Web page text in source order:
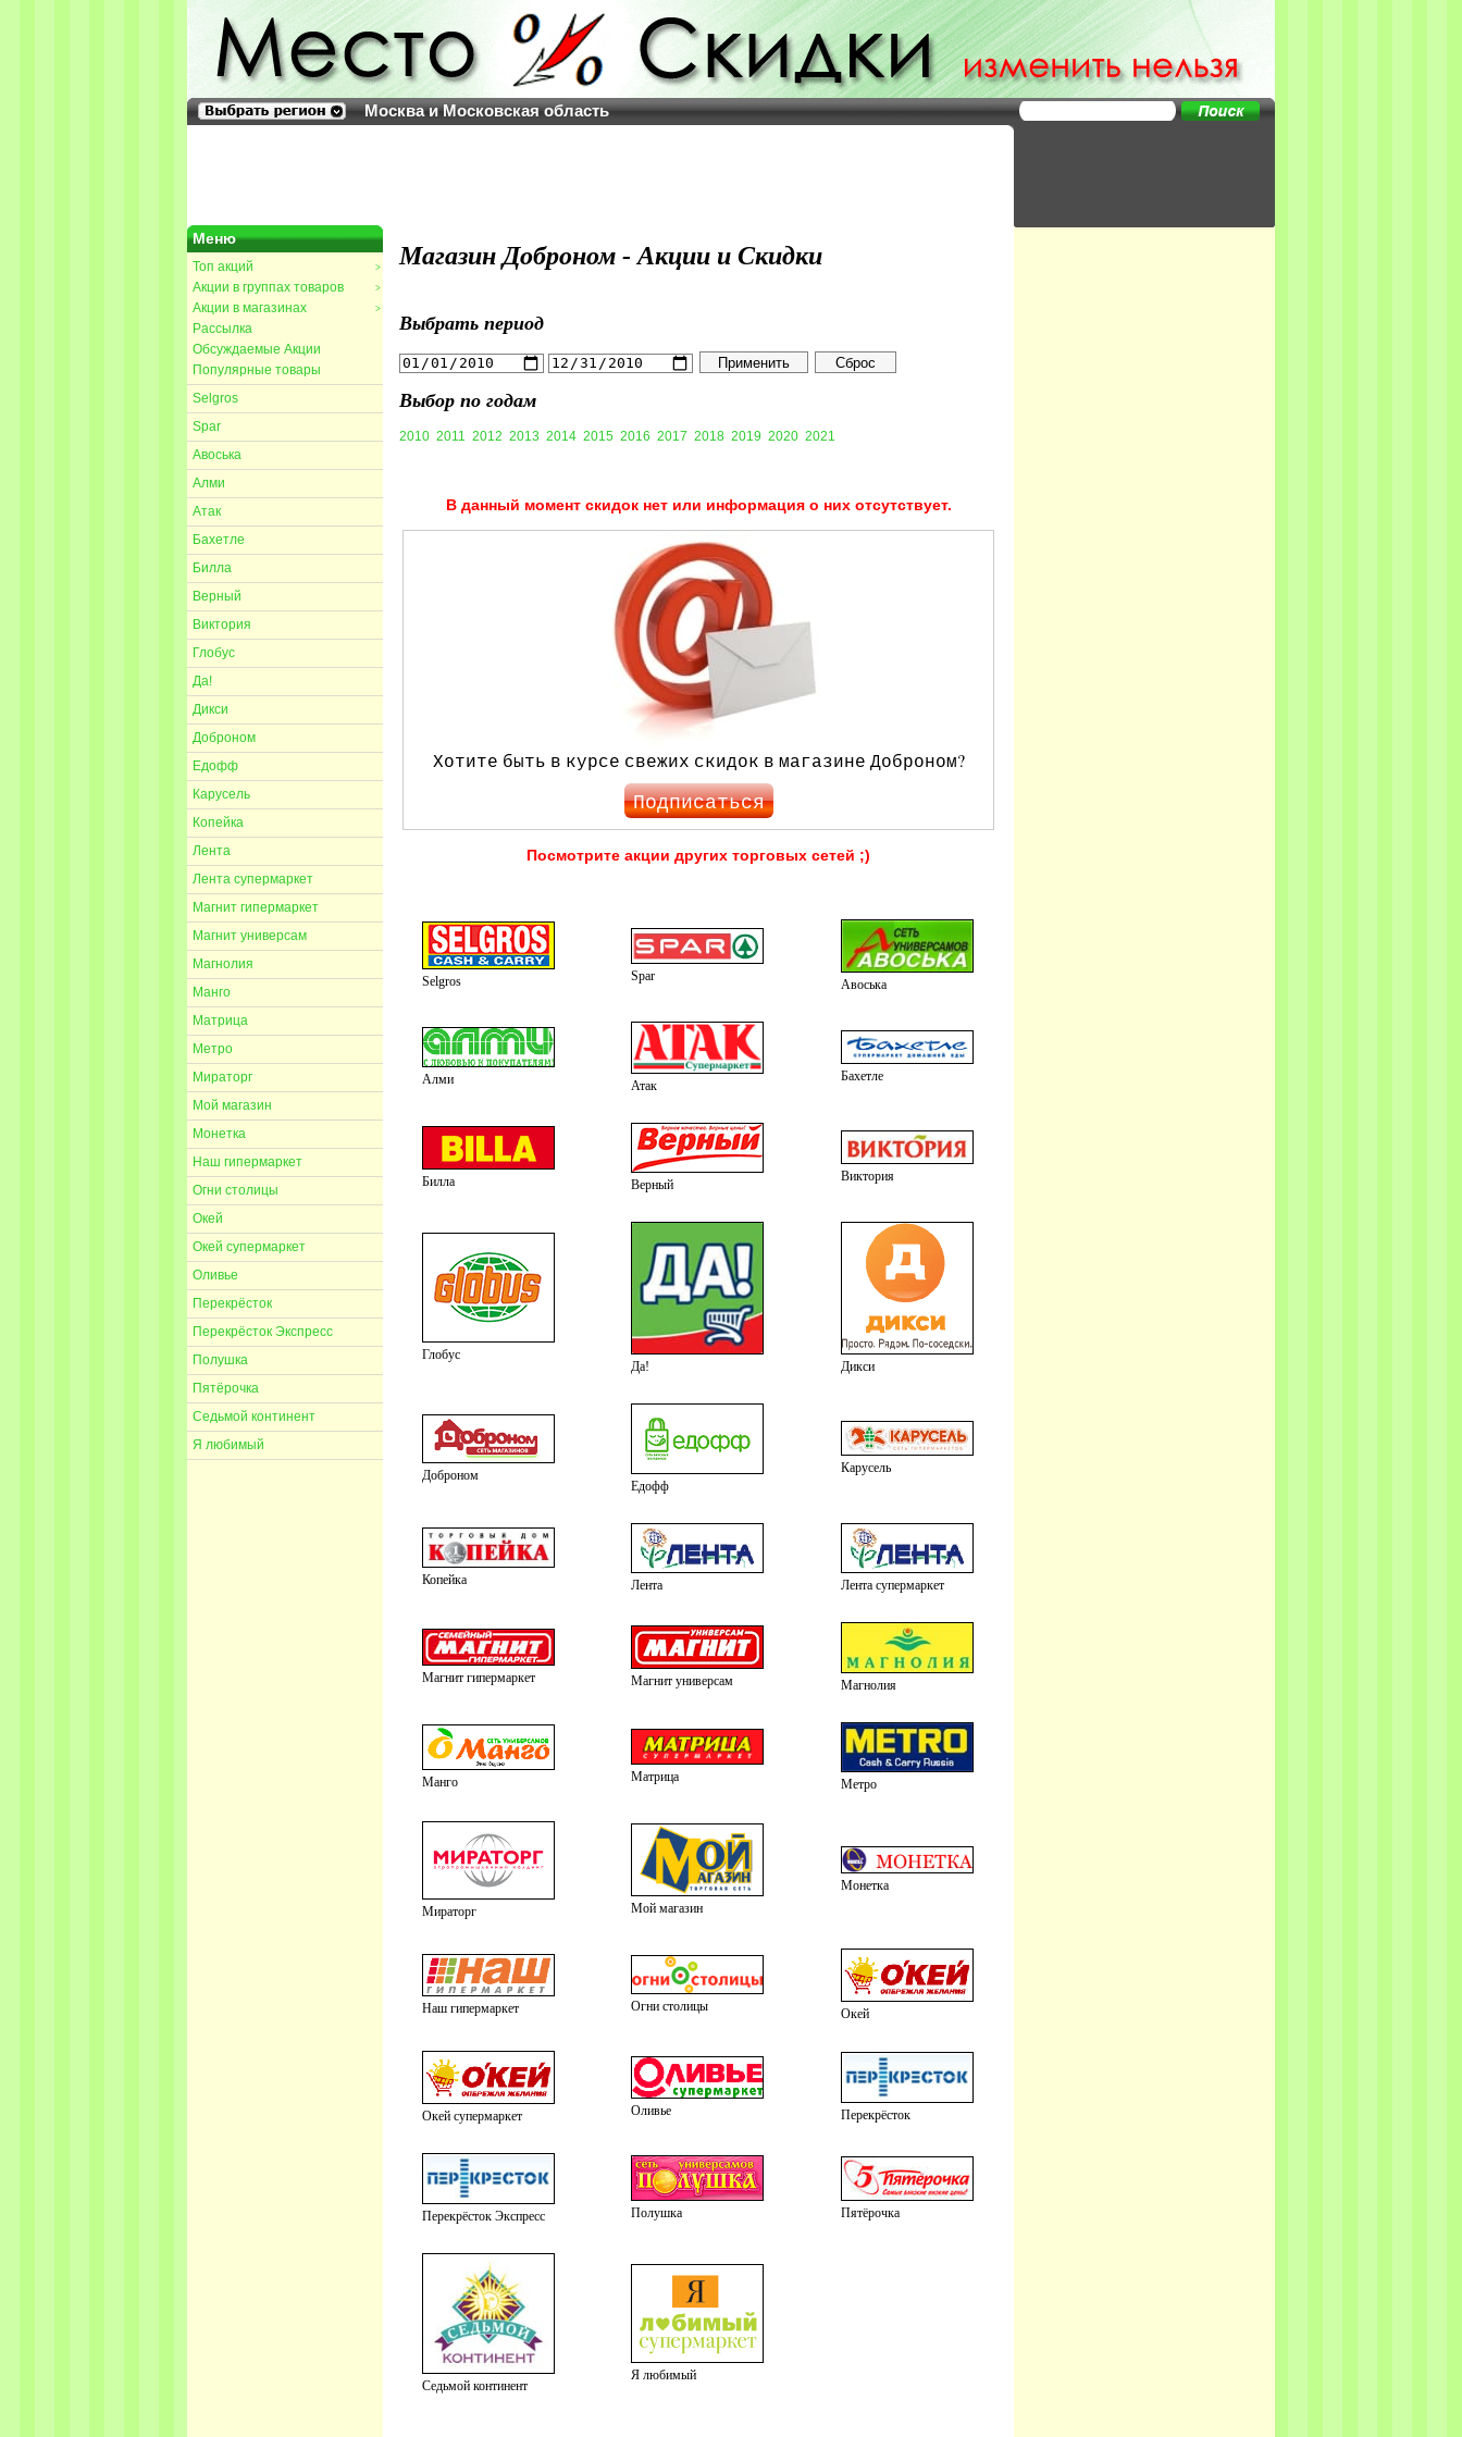
Москва и Московская область
Меню
>
Топ акций
>
Акции в группах товаров
>
Акции в магазинах
Рассылка
Обсуждаемые Акции
Популярные товары
Selgros
Spar
Авоська
Алми
Атак
Бахетле
Билла
Верный
Виктория
Глобус
Да!
Дикси
Доброном
Едофф
Карусель
Копейка
Лента
Лента супермаркет
Магнит гипермаркет
Магнит универсам
Магнолия
Манго
Матрица
Метро
Мираторг
Мой магазин
Монетка
Наш гипермаркет
Огни столицы
Окей
Окей супермаркет
Оливье
Перекрёсток
Перекрёсток Экспресс
Полушка
Пятёрочка
Седьмой континент
Я любимый
Магазин Доброном - Акции и Скидки
Выбрать период
Выбор по годам
2010 2011 2012 2013 2014 2015 2016 2017 2018 2019 2020 2021
В данный момент скидок нет или информация о них отсутствует.
Хотите быть в курсе свежих скидок в магазине Доброном?
Подписаться
Посмотрите акции других торговых сетей ;)
Selgros Spar
Авоська
Алми Атак
Бахетле
Билла Верный
Виктория
Глобус
Да! Дикси
Доброном
Едофф
Карусель
Копейка Лента Лента супермаркет
Магнит гипермаркет Магнит универсам Магнолия
Манго Матрица Метро
Мираторг Мой магазин
Монетка
Наш гипермаркет Огни столицы Окей
Окей супермаркет Оливье Перекрёсток
Перекрёсток Экспресс Полушка Пятёрочка
Седьмой континент
Я любимый